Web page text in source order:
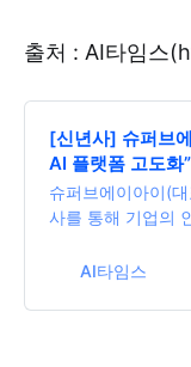
출처 : AI타임스
[신년사] 슈퍼브
AI 플랫폼 고도화”
슈퍼브에이아이(
사를 통해 기업의
하겠다고 18일 밝
옵스 전문 스타트
AI타임스